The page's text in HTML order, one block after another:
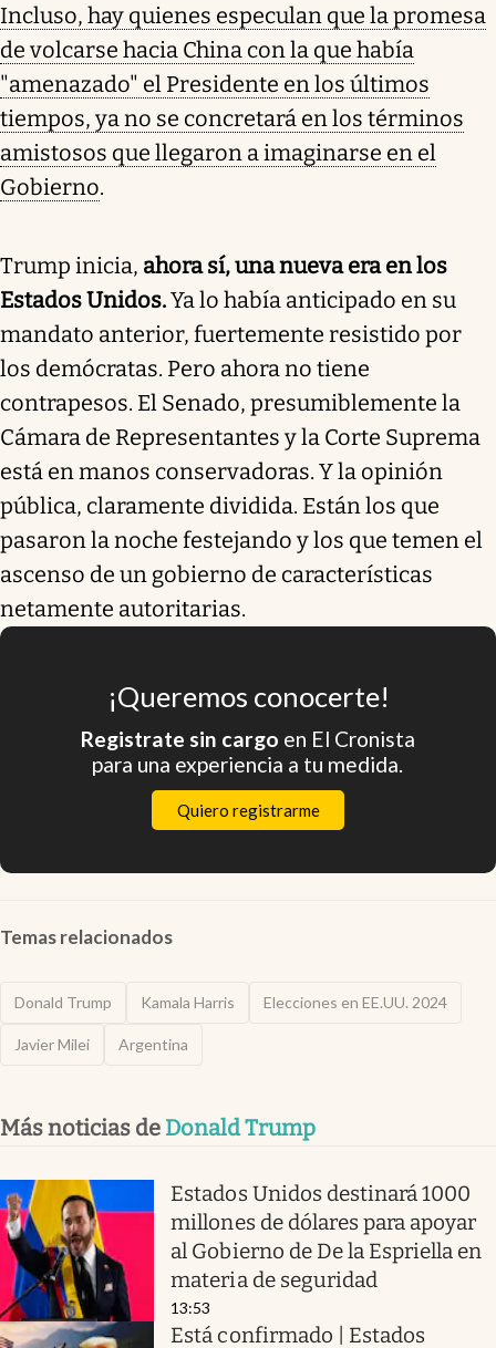
Incluso, hay quienes especulan que la promesa
de volcarse hacia China con la que había
"amenazado" el Presidente en los últimos
tiempos, ya no se concretará en los términos
amistosos que llegaron a imaginarse en el
Gobierno.
Trump inicia, ahora sí, una nueva era en los
Estados Unidos.Ya lo había anticipado en su
mandato anterior, fuertemente resistido por
los demócratas. Pero ahora no tiene
contrapesos. El Senado, presumiblemente la
Cámara de Representantes y la Corte Suprema
está en manos conservadoras. Y la opinión
pública, claramente dividida. Están los que
pasaron la noche festejando y los que temen el
ascenso de un gobierno de características
netamente autoritarias.
¡Queremos conocerte!
Registrate sin cargo en El Cronista
para una experiencia a tu medida.
Quiero registrarme
Temas relacionados
Donald Trump Kamala Harris Elecciones en EE.UU. 2024
Javier Milei Argentina
Más noticias de Donald Trump
Estados Unidos destinará 1000
millones de dólares para apoyar
al Gobierno de De la Espriella en
materia de seguridad
13:53
Está confirmado | Estados